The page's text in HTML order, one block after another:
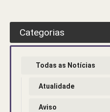
Categorias
Todas as Notícias
Atualidade
Aviso